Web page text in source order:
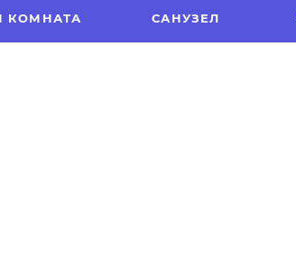
КОМНАТА САНУЗЕЛ